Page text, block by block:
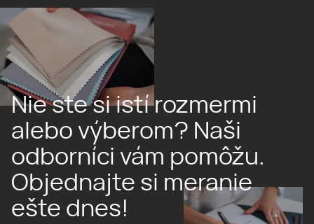
Nie ste si istí rozmermi
alebo výberom? Naši
odborníci vám pomôžu.
Objednajte si meranie
ešte dnes!